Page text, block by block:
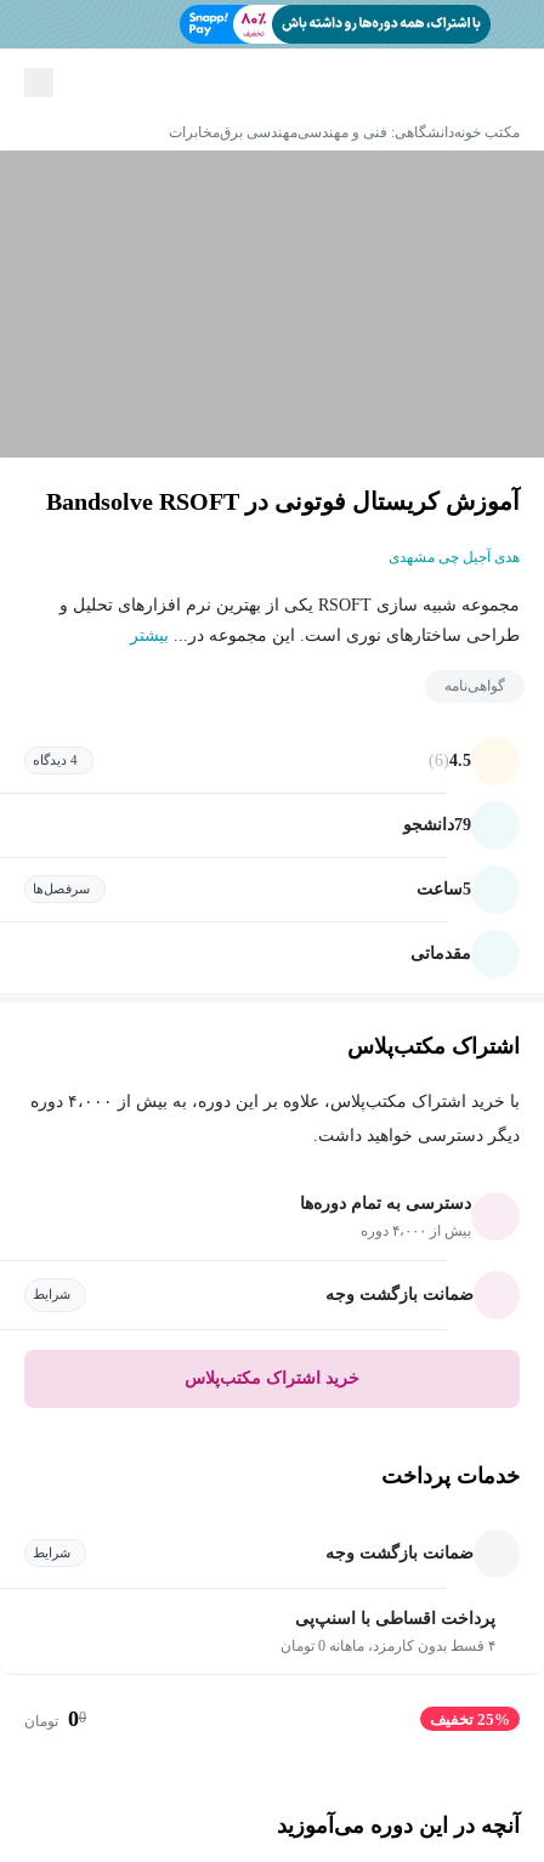
مکتب خونهدانشگاهی: فنی و مهندسیمهندسی برقمخابرات
آموزش کریستال فوتونی در Bandsolve RSOFT
هدی آجیل چی مشهدی
مجموعه شبیه سازی RSOFT یکی از بهترین نرم افزارهای تحلیل و
طراحی ساختارهای نوری است. این مجموعه در... بیشتر
گواهی‌نامه
4.5
(6) 4 دیدگاه
79دانشجو
5ساعت سرفصل‌ها
مقدماتی
اشتراک مکتب‌پلاس
با خرید اشتراک مکتب‌پلاس، علاوه بر این دوره، به بیش از ۴،۰۰۰ دوره
دیگر دسترسی خواهید داشت.
دسترسی به تمام دوره‌ها
بیش از ۴،۰۰۰ دوره
ضمانت بازگشت وجه شرایط
خرید اشتراک مکتب‌پلاس
خدمات پرداخت
ضمانت بازگشت وجه شرایط
پرداخت اقساطی با اسنپ‌پی
۴ قسط بدون کارمزد، ماهانه 0 تومان
25% تخفیف 0
0 تومان
آنچه در این دوره می‌آموزید